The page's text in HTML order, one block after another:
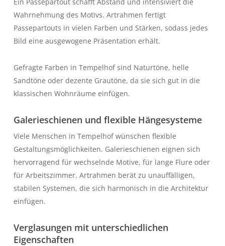
Wahrnehmung des Motivs. Artrahmen fertigt
Passepartouts in vielen Farben und Stärken, sodass jedes
Bild eine ausgewogene Präsentation erhält.
Gefragte Farben in Tempelhof sind Naturtöne, helle
Sandtöne oder dezente Grautöne, da sie sich gut in die
klassischen Wohnräume einfügen.
Galerieschienen und flexible Hängesysteme
Viele Menschen in Tempelhof wünschen flexible
Gestaltungsmöglichkeiten. Galerieschienen eignen sich
hervorragend für wechselnde Motive, für lange Flure oder
für Arbeitszimmer. Artrahmen berät zu unauffälligen,
stabilen Systemen, die sich harmonisch in die Architektur
einfügen.
Verglasungen mit unterschiedlichen
Eigenschaften